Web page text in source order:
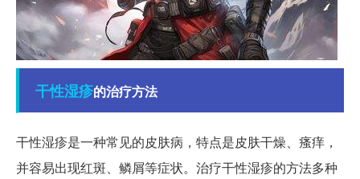
干性湿疹的治疗方法
干性湿疹是一种常见的皮肤病，特点是皮肤干燥、瘙痒，
并容易出现红斑、鳞屑等症状。治疗干性湿疹的方法多种